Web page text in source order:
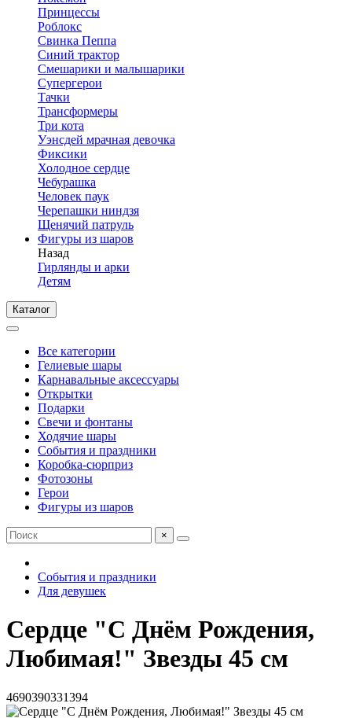
Принцессы
Роблокс
Свинка Пеппа
Синий трактор
Смешарики и малышарики
Супергерои
Тачки
Трансформеры
Три кота
Уэнсдей мрачная девочка
Фиксики
Холодное сердце
Чебурашка
Человек паук
Черепашки ниндзя
Щенячий патруль
Фигуры из шаров
Назад
Гирлянды и арки
Детям
Каталог
Все категории
Гелиевые шары
Карнавальные аксессуары
Открытки
Подарки
Свечи и фонтаны
Ходячие шары
События и праздники
Коробка-сюрприз
Фотозоны
Герои
Фигуры из шаров
×
События и праздники
Для девушек
Сердце "С Днём Рождения,
Любимая!" Звезды 45 см
4690390331394